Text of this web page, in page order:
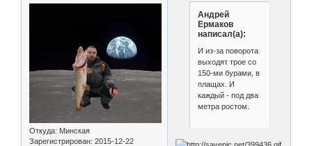
Откуда: Минская
Зарегистрирован: 2015-12-22
Андрей
Ермаков
написал(а):
И из-за поворота
выходят трое со
150-ми бурами, в
плащах. И
каждый - под два
метра ростом.